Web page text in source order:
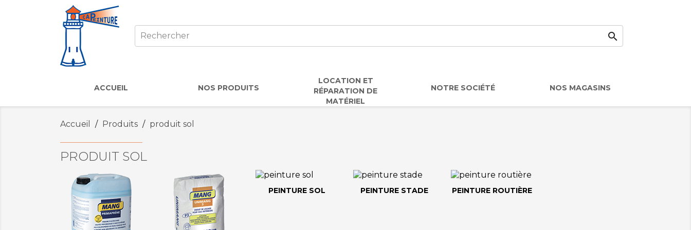

ACCUEIL NOS PRODUITS
LOCATION ET
RÉPARATION DE
MATÉRIEL
NOTRE SOCIÉTÉ NOS MAGASINS
Accueil Produits produit sol
PRODUIT SOL
PEINTURE SOL PEINTURE STADE PEINTURE ROUTIÈRE